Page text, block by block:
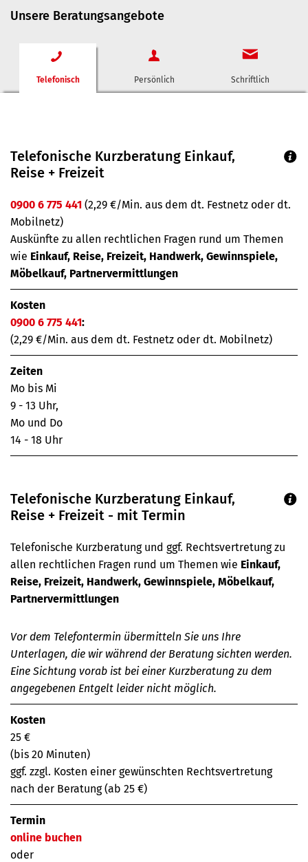
Unsere Beratungsangebote
Telefonisch Persönlich Schriftlich
Telefonische Kurzberatung Einkauf,
Reise + Freizeit
0900 6 775 441 (2,29 €/Min. aus dem dt. Festnetz oder dt.
Mobilnetz)
Auskünfte zu allen rechtlichen Fragen rund um Themen
wie Einkauf, Reise, Freizeit, Handwerk, Gewinnspiele,
Möbelkauf, Partnervermittlungen
Kosten
0900 6 775 441:
(2,29 €/Min. aus dem dt. Festnetz oder dt. Mobilnetz)
Zeiten
Mo bis Mi
9 - 13 Uhr,
Mo und Do
14 - 18 Uhr
Telefonische Kurzberatung Einkauf,
Reise + Freizeit - mit Termin
Telefonische Kurzberatung und ggf. Rechtsvertretung zu
allen rechtlichen Fragen rund um Themen wie Einkauf,
Reise, Freizeit, Handwerk, Gewinnspiele, Möbelkauf,
Partnervermittlungen
Vor dem Telefontermin übermitteln Sie uns Ihre
Unterlagen, die wir während der Beratung sichten werden.
Eine Sichtung vorab ist bei einer Kurzberatung zu dem
angegebenen Entgelt leider nicht möglich.
Kosten
25 €
(bis 20 Minuten)
ggf. zzgl. Kosten einer gewünschten Rechtsvertretung
nach der Beratung (ab 25 €)
Termin
online buchen
oder